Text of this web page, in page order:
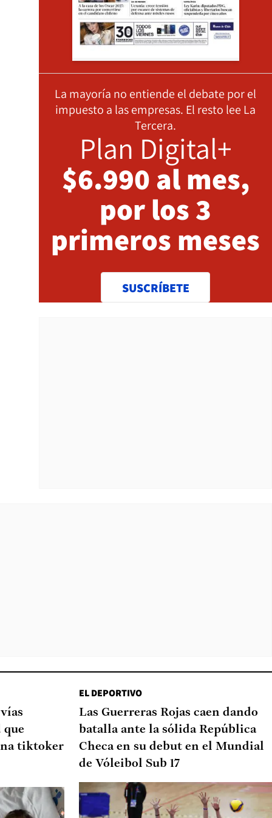
La mayoría no entiende el debate por el
impuesto a las empresas. El resto lee La
Tercera.
Plan Digital+
$6.990 al mes,
por los 3
primeros meses
SUSCRÍBETE
que
tiktoker
EL DEPORTIVO
Las Guerreras Rojas caen dando
batalla ante la sólida República
Checa en su debut en el Mundial
de Vóleibol Sub 17